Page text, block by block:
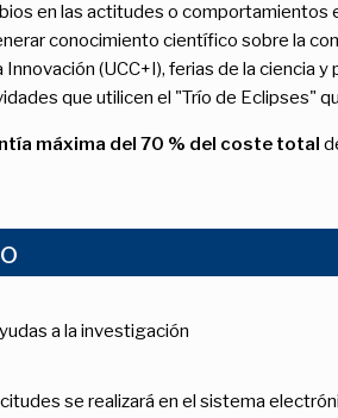
en las actitudes o comportamientos
conocimiento científico sobre la
(UCC+I), ferias de la ciencia
que utilicen el "Trío de Eclipses"
máxima del 70 % del coste total
a la investigación
se realizará en el sistema